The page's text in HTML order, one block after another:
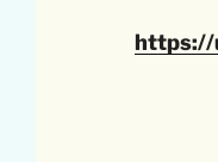
https://